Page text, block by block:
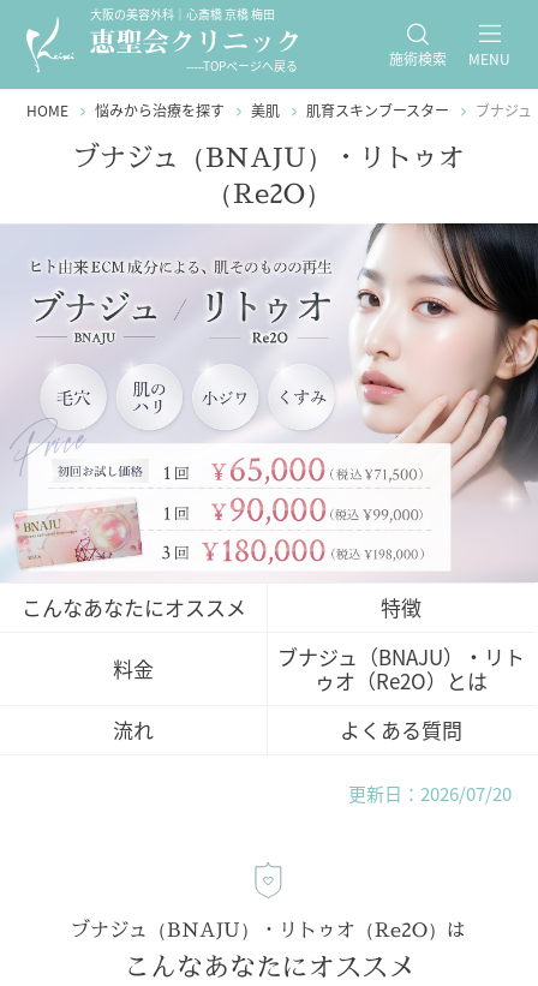
大阪の美容外科｜心斎橋 京橋 梅田
-----TOPページへ戻る 施術検索 MENU
HOME 悩みから治療を探す 美肌 肌育スキンブースター ブナジ
ブナジュ（BNAJU）・リトゥオ
（Re2O）
こんなあなたにオススメ 特徴
料金
ブナジュ（BNAJU）・リト
ゥオ（Re2O）とは
流れ
よくある質問
更新日：2026/07/20
ブナジュ（BNAJU）・リトゥオ（Re2O）は
こんなあなたにオススメ